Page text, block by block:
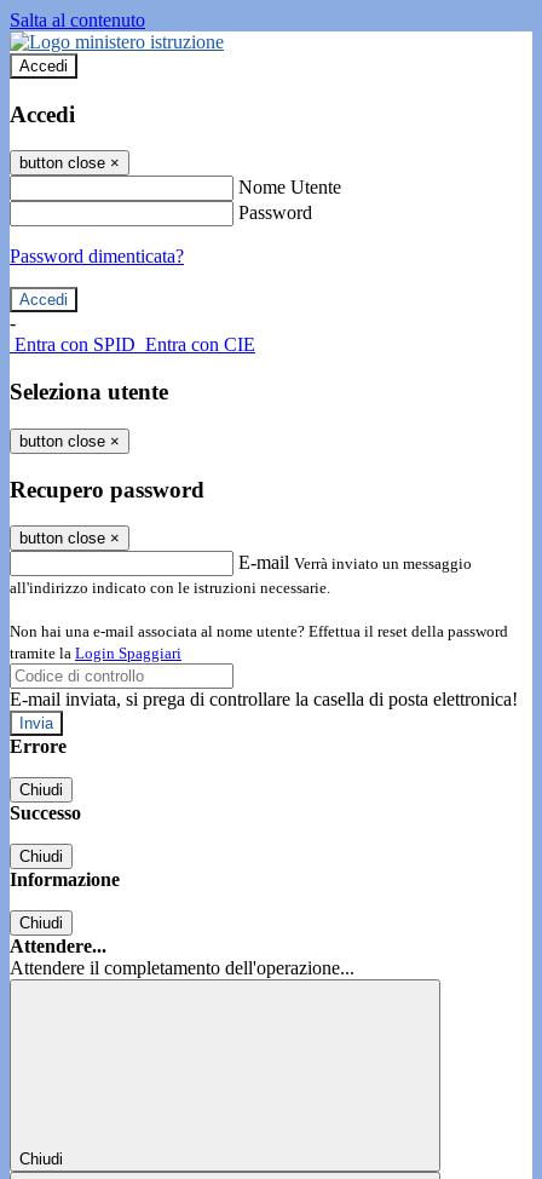
Salta al contenuto
Accedi
Accedi
button close ×
Nome Utente
Password
Password dimenticata?
-
Entra con SPID Entra con CIE
Seleziona utente
button close ×
Recupero password
button close ×
E-mail Verrà inviato un messaggio
all'indirizzo indicato con le istruzioni necessarie.
Non hai una e-mail associata al nome utente? Effettua il reset della password
tramite la Login Spaggiari
E-mail inviata, si prega di controllare la casella di posta elettronica!
Errore
Chiudi
Successo
Chiudi
Informazione
Chiudi
Attendere...
Attendere il completamento dell'operazione...
Chiudi